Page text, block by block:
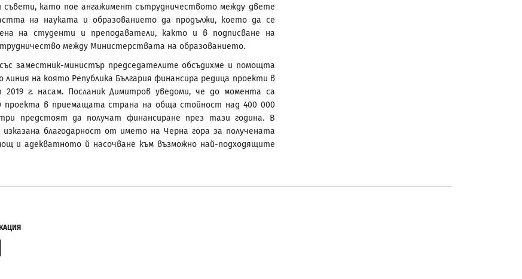
съвети, като пое ангажимент сътрудничеството между двете
на науката и образованието да продължи, което да се
на студенти и преподаватели, както и в подписване на
между Министерствата на образованието.
заместник-министър председателите обсъдихме и помощта
линия на която Република България финансира редица проекти в
2019 г. насам. Посланик Димитров уведоми, че до момента са
проекта в приемащата страна на обща стойност над 400 000
предстоят да получат финансиране през тази година. В
благодарност от името на Черна гора за получената
и адекватното й насочване към възможно най-подходящите